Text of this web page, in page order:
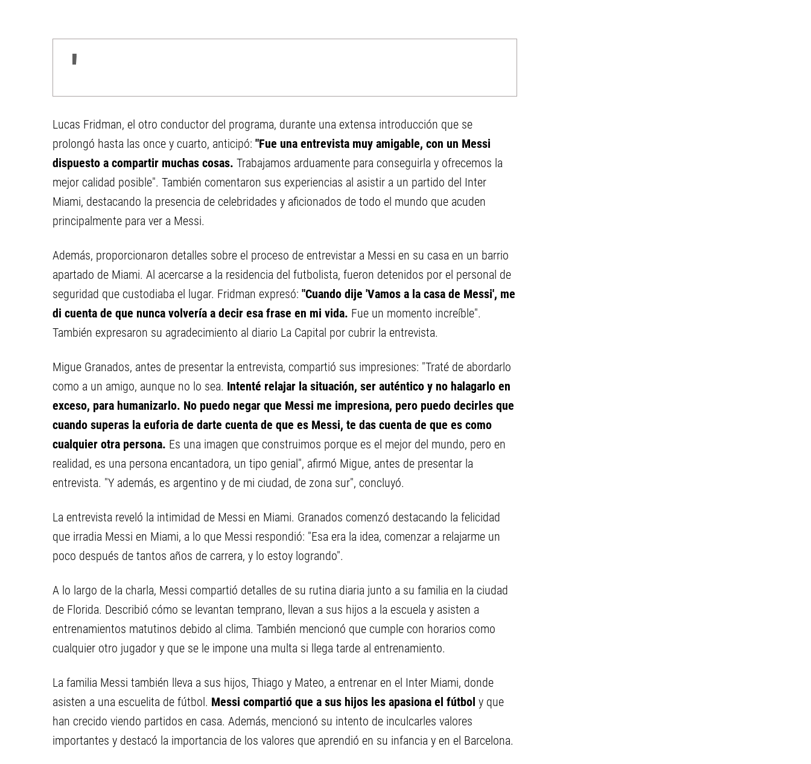
Lucas Fridman, el otro conductor del programa, durante una extensa introducción que se
prolongó hasta las once y cuarto, anticipó: "Fue una entrevista muy amigable, con un Messi
dispuesto a compartir muchas cosas. Trabajamos arduamente para conseguirla y ofrecemos la
mejor calidad posible". También comentaron sus experiencias al asistir a un partido del Inter
Miami, destacando la presencia de celebridades y aficionados de todo el mundo que acuden
principalmente para ver a Messi.
Además, proporcionaron detalles sobre el proceso de entrevistar a Messi en su casa en un barrio
apartado de Miami. Al acercarse a la residencia del futbolista, fueron detenidos por el personal de
seguridad que custodiaba el lugar. Fridman expresó: "Cuando dije 'Vamos a la casa de Messi', me
di cuenta de que nunca volvería a decir esa frase en mi vida. Fue un momento increíble".
También expresaron su agradecimiento al diario La Capital por cubrir la entrevista.
Migue Granados, antes de presentar la entrevista, compartió sus impresiones: "Traté de abordarlo
como a un amigo, aunque no lo sea. Intenté relajar la situación, ser auténtico y no halagarlo en
exceso, para humanizarlo. No puedo negar que Messi me impresiona, pero puedo decirles que
cuando superas la euforia de darte cuenta de que es Messi, te das cuenta de que es como
cualquier otra persona. Es una imagen que construimos porque es el mejor del mundo, pero en
realidad, es una persona encantadora, un tipo genial", afirmó Migue, antes de presentar la
entrevista. "Y además, es argentino y de mi ciudad, de zona sur", concluyó.
La entrevista reveló la intimidad de Messi en Miami. Granados comenzó destacando la felicidad
que irradia Messi en Miami, a lo que Messi respondió: "Esa era la idea, comenzar a relajarme un
poco después de tantos años de carrera, y lo estoy logrando".
A lo largo de la charla, Messi compartió detalles de su rutina diaria junto a su familia en la ciudad
de Florida. Describió cómo se levantan temprano, llevan a sus hijos a la escuela y asisten a
entrenamientos matutinos debido al clima. También mencionó que cumple con horarios como
cualquier otro jugador y que se le impone una multa si llega tarde al entrenamiento.
La familia Messi también lleva a sus hijos, Thiago y Mateo, a entrenar en el Inter Miami, donde
asisten a una escuelita de fútbol. Messi compartió que a sus hijos les apasiona el fútbol y que
han crecido viendo partidos en casa. Además, mencionó su intento de inculcarles valores
importantes y destacó la importancia de los valores que aprendió en su infancia y en el Barcelona.